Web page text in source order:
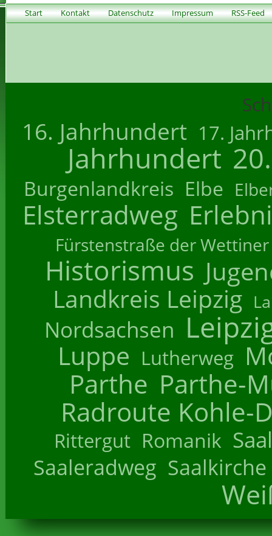
Start Kontakt Datenschutz Impressum RSS-Feed
16. Jahrhundert 17.
Jahrhundert
Burgenlandkreis Elbe
Elsterradweg
Fürstenstraße der Wettiner
Historismus
Landkreis Leipzig
Nordsachsen
Luppe Lutherweg
Parthe Parthe-
Radroute Kohle-
Rittergut Romanik
Saaleradweg Saalkirche